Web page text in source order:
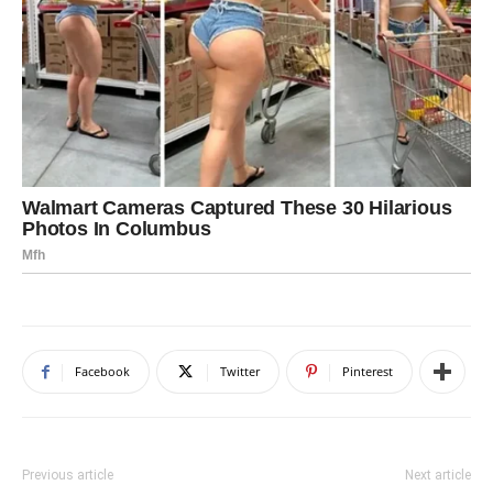
Facebook Twitter Pinterest
Previous article Next article